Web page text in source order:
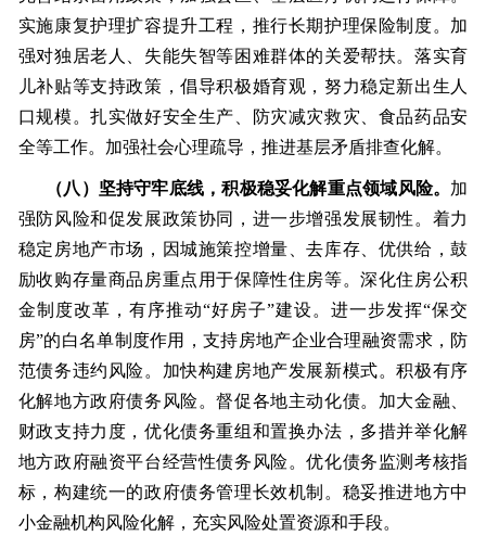
实施康复护理扩容提升工程，推行长期护理保险制度。加
强对独居老人、失能失智等困难群体的关爱帮扶。落实育
儿补贴等支持政策，倡导积极婚育观，努力稳定新出生人
口规模。扎实做好安全生产、防灾减灾救灾、食品药品安
全等工作。加强社会心理疏导，推进基层矛盾排查化解。
（八）坚持守牢底线，积极稳妥化解重点领域风险。 加
强防风险和促发展政策协同，进一步增强发展韧性。着力
稳定房地产市场，因城施策控增量、去库存、优供给，鼓
励收购存量商品房重点用于保障性住房等。深化住房公积
金制度改革，有序推动“好房子”建设。进一步发挥“保交
房”的白名单制度作用，支持房地产企业合理融资需求，防
范债务违约风险。加快构建房地产发展新模式。积极有序
化解地方政府债务风险。督促各地主动化债。加大金融、
财政支持力度，优化债务重组和置换办法，多措并举化解
地方政府融资平台经营性债务风险。优化债务监测考核指
标，构建统一的政府债务管理长效机制。稳妥推进地方中
小金融机构风险化解，充实风险处置资源和手段。